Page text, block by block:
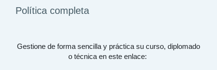
Política completa
Gestione de forma sencilla y práctica su curso, diplomado
o técnica en este enlace: